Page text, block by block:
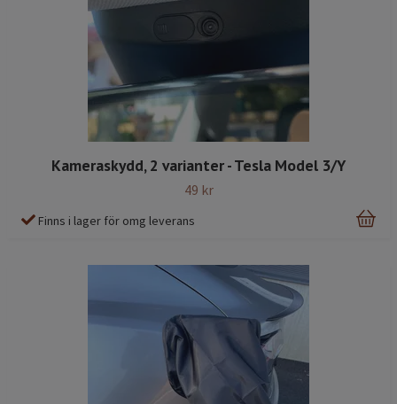
Kameraskydd, 2 varianter - Tesla Model 3/Y
49 kr
Finns i lager för omg leverans